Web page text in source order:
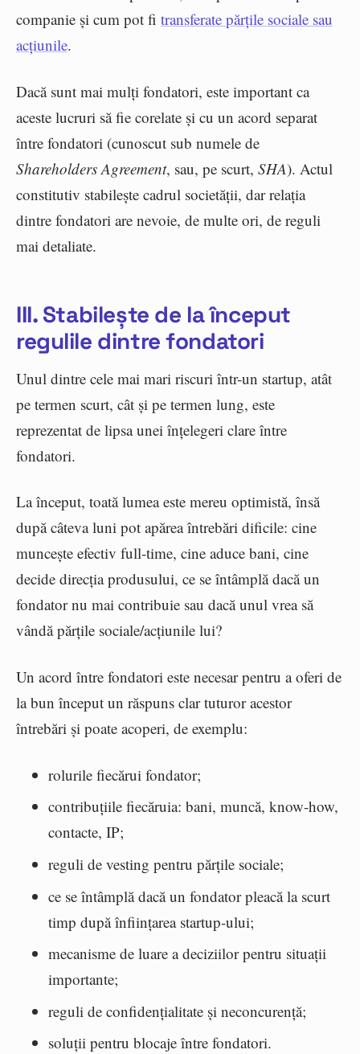
companie și cum pot fi transferate părțile sociale sau
acțiunile.
Dacă sunt mai mulți fondatori, este important ca
aceste lucruri să fie corelate și cu un acord separat
între fondatori (cunoscut sub numele de
Shareholders Agreement, sau, pe scurt, SHA). Actul
constitutiv stabilește cadrul societății, dar relația
dintre fondatori are nevoie, de multe ori, de reguli
mai detaliate.
III. Stabilește de la început
regulile dintre fondatori
Unul dintre cele mai mari riscuri într-un startup, atât
pe termen scurt, cât și pe termen lung, este
reprezentat de lipsa unei înțelegeri clare între
fondatori.
La început, toată lumea este mereu optimistă, însă
după câteva luni pot apărea întrebări dificile: cine
muncește efectiv full-time, cine aduce bani, cine
decide direcția produsului, ce se întâmplă dacă un
fondator nu mai contribuie sau dacă unul vrea să
vândă părțile sociale/acțiunile lui?
Un acord între fondatori este necesar pentru a oferi de
la bun început un răspuns clar tuturor acestor
întrebări și poate acoperi, de exemplu:
rolurile fiecărui fondator;
contribuțiile fiecăruia: bani, muncă, know-how,
contacte, IP;
reguli de vesting pentru părțile sociale;
ce se întâmplă dacă un fondator pleacă la scurt
timp după înființarea startup-ului;
mecanisme de luare a deciziilor pentru situații
importante;
reguli de confidențialitate și neconcurență;
soluții pentru blocaje între fondatori.